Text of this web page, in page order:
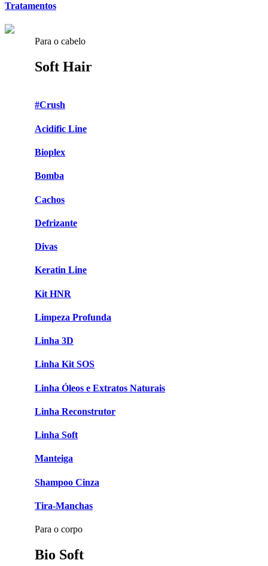
Tratamentos
Para o cabelo
Soft Hair
#Crush
Acidific Line
Bioplex
Bomba
Cachos
Defrizante
Divas
Keratin Line
Kit HNR
Limpeza Profunda
Linha 3D
Linha Kit SOS
Linha Óleos e Extratos Naturais
Linha Reconstrutor
Linha Soft
Manteiga
Shampoo Cinza
Tira-Manchas
Para o corpo
Bio Soft